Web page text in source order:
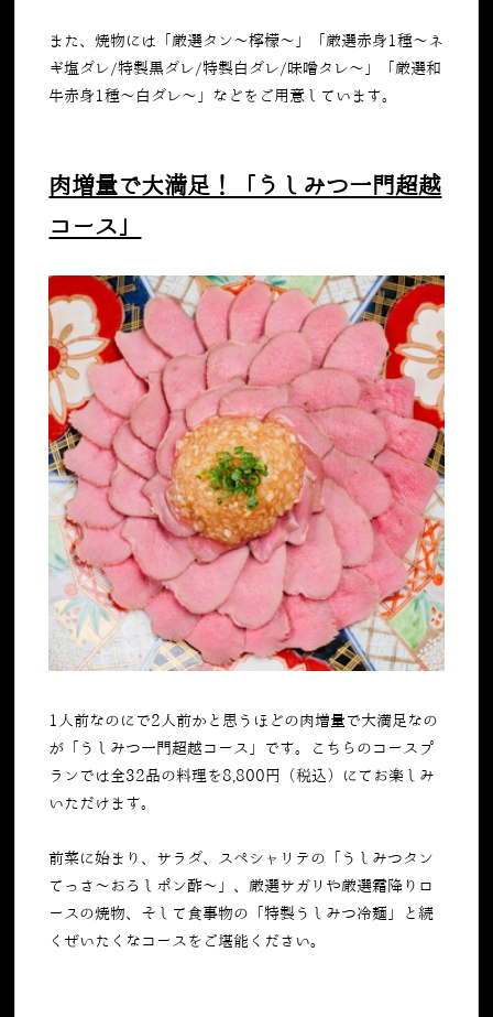
また、焼物には「厳選タン～檸檬～」「厳選赤身1種～ネ
ギ塩ダレ/特製黒ダレ/特製白ダレ/味噌タレ～」「厳選和
牛赤身1種～白ダレ～」などをご用意しています。
肉増量で大満足！「うしみつ一門超越
コース」
1人前なのにで2人前かと思うほどの肉増量で大満足なの
が「うしみつ一門超越コース」です。こちらのコースプ
ランでは全32品の料理を8,800円（税込）にてお楽しみ
いただけます。
前菜に始まり、サラダ、スペシャリテの「うしみつタン
てっさ～おろしポン酢～」、厳選サガリや厳選霜降りロ
ースの焼物、そして食事物の「特製うしみつ冷麺」と続
くぜいたくなコースをご堪能ください。